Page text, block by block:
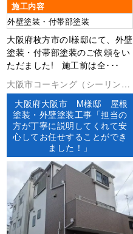
施工内容
外壁塗装・付帯部塗装
大阪府枚方市のI様邸にて、外壁
塗装・付帯部塗装のご依頼をい
ただました! 施工前は全･･･
大阪市コーキング（シーリン
グ）外壁塗装屋根塗装防水工事
大阪府大阪市 M様邸 屋根
塗装・外壁塗装工事「担当の
方が丁寧に説明してくれて安
心してお任せすることができ
ました！」